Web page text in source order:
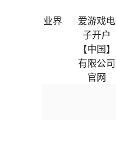
业界
爱游戏电
子开户
【中国】
有限公司
官网